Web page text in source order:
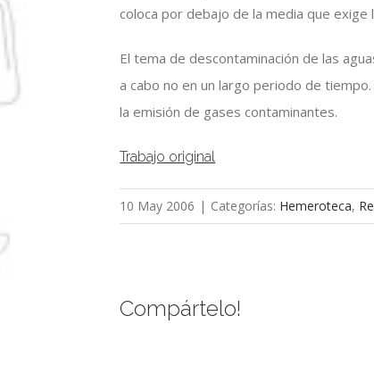
coloca por debajo de la media que exige
El tema de descontaminación de las
a cabo no en un largo periodo de
la emisión de gases contaminantes.
Trabajo original
10 May 2006 | Categorías: Hemeroteca,
Compártelo!